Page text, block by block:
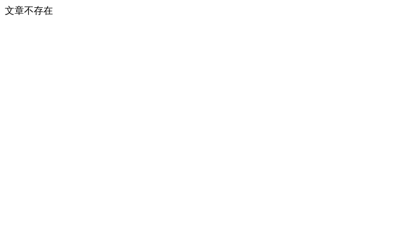
文章不存在